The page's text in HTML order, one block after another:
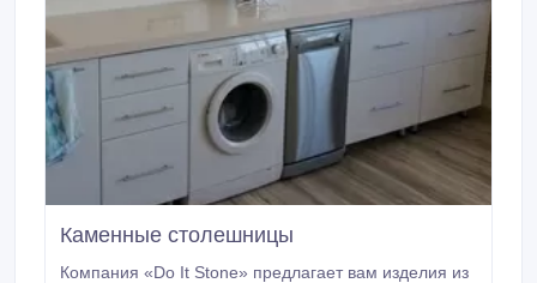
Каменные столешницы
Компания «Do It Stone» предлагает вам изделия из